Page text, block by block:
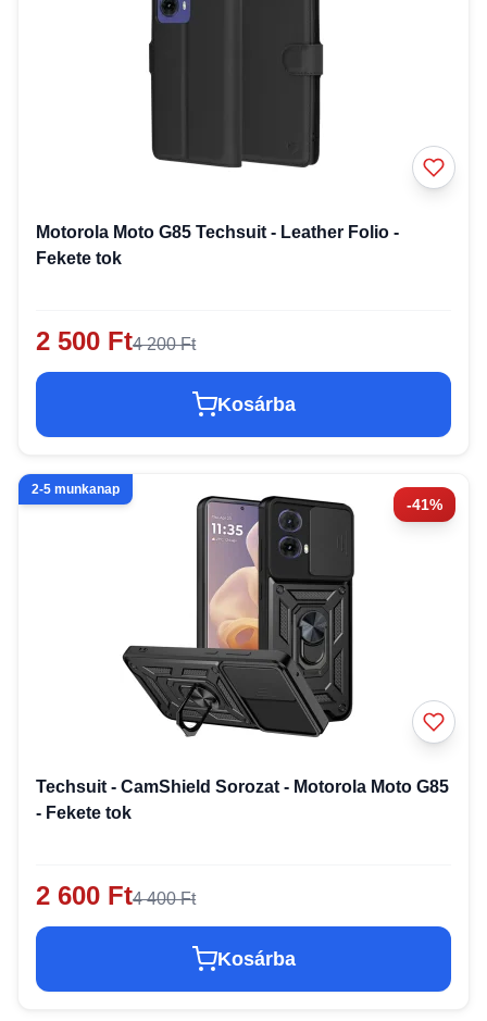
Motorola Moto G85 Techsuit - Leather Folio -
Fekete tok
2 500 Ft4 200 Ft
Kosárba
-41%
2-5 munkanap
Techsuit - CamShield Sorozat - Motorola Moto G85
- Fekete tok
2 600 Ft4 400 Ft
Kosárba